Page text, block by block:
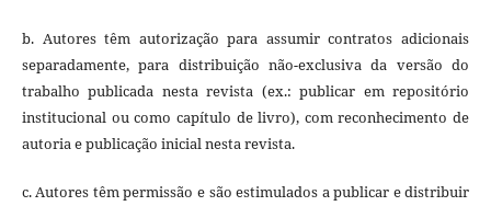
b. Autores têm autorização para assumir contratos adicionais
separadamente, para distribuição não-exclusiva da versão do
trabalho publicada nesta revista (ex.: publicar em repositório
institucional ou como capítulo de livro), com reconhecimento de
autoria e publicação inicial nesta revista.
c. Autores têm permissão e são estimulados a publicar e distribuir